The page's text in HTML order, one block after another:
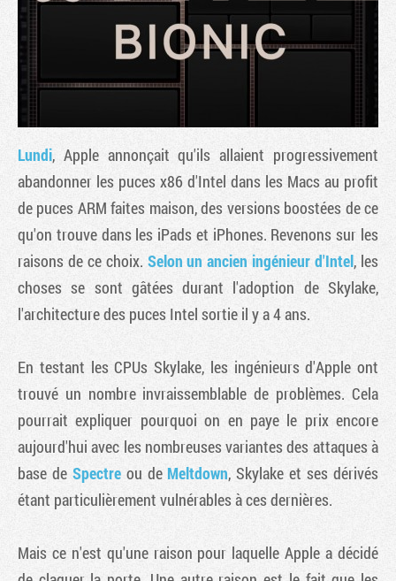
Lundi, Apple annonçait qu'ils allaient progressivement
abandonner les puces x86 d'Intel dans les Macs au profit
de puces ARM faites maison, des versions boostées de ce
qu'on trouve dans les iPads et iPhones. Revenons sur les
raisons de ce choix. Selon un ancien ingénieur d'Intel, les
choses se sont gâtées durant l'adoption de Skylake,
l'architecture des puces Intel sortie il y a 4 ans.
En testant les CPUs Skylake, les ingénieurs d'Apple ont
trouvé un nombre invraissemblable de problèmes. Cela
pourrait expliquer pourquoi on en paye le prix encore
aujourd'hui avec les nombreuses variantes des attaques à
base de Spectreou deMeltdown, Skylake et ses dérivés
étant particulièrement vulnérables à ces dernières.
Mais ce n'est qu'une raison pour laquelle Apple a décidé